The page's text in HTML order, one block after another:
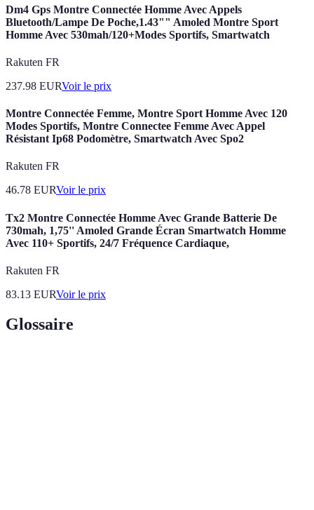
Dm4 Gps Montre Connectée Homme Avec Appels
Bluetooth/Lampe De Poche,1.43"" Amoled Montre Sport
Homme Avec 530mah/120+Modes Sportifs, Smartwatch
Rakuten FR
237.98 EURVoir le prix
Montre Connectée Femme, Montre Sport Homme Avec 120
Modes Sportifs, Montre Connectee Femme Avec Appel
Résistant Ip68 Podomètre, Smartwatch Avec Spo2
Rakuten FR
46.78 EURVoir le prix
Tx2 Montre Connectée Homme Avec Grande Batterie De
730mah, 1,75'' Amoled Grande Écran Smartwatch Homme
Avec 110+ Sportifs, 24/7 Fréquence Cardiaque,
Rakuten FR
83.13 EURVoir le prix
Glossaire